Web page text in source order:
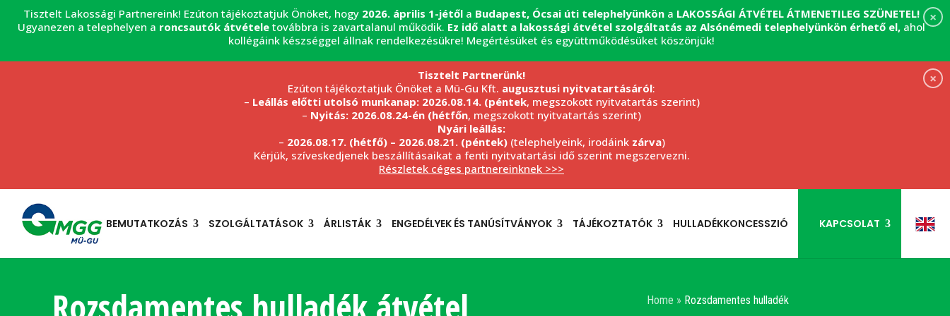
×
Tisztelt Lakossági Partnereink! Ezúton tájékoztatjuk Önöket, hogy 2026. április 1-jétől a Budapest, Ócsai úti telephelyünkön a LAKOSSÁGI ÁTVÉTEL ÁTMENETILEG SZÜNETEL!
Ugyanezen a telephelyen a roncsautók átvétele továbbra is zavartalanul működik. Ez idő alatt a lakossági átvétel szolgáltatás az Alsónémedi telephelyünkön érhető el, ahol
kollégáink készséggel állnak rendelkezésükre! Megértésüket és együttműködésüket köszönjük!
×
Tisztelt Partnerünk!
Ezúton tájékoztatjuk Önöket a Mü-Gu Kft. augusztusi nyitvatartásáról:
– Leállás előtti utolsó munkanap: 2026.08.14. (péntek, megszokott nyitvatartás szerint)
– Nyitás: 2026.08.24-én (hétfőn, megszokott nyitvatartás szerint)
Nyári leállás:
– 2026.08.17. (hétfő) – 2026.08.21. (péntek)(telephelyeink, irodáink zárva)
Kérjük, szíveskedjenek beszállításaikat a fenti nyitvatartási idő szerint megszervezni.
Részletek céges partnereinknek >>>
BEMUTATKOZÁS SZOLGÁLTATÁSOK ÁRLISTÁK ENGEDÉLYEK ÉS TANÚSÍTVÁNYOK TÁJÉKOZTATÓK HULLADÉKKONCESSZIÓ KAPCSOLAT
Home » Rozsdamentes hulladék